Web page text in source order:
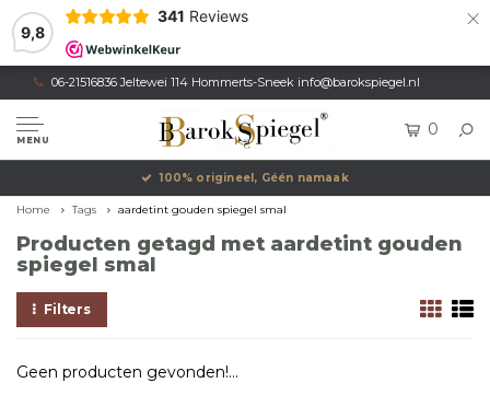
9,8
341 Reviews ×
06-21516836 Jeltewei 114 Hommerts-Sneek info@barokspiegel.nl
MENU
0
100% origineel, Géén namaak
Home Tags aardetint gouden spiegel smal
Producten getagd met aardetint gouden
spiegel smal
Filters
Geen producten gevonden!...